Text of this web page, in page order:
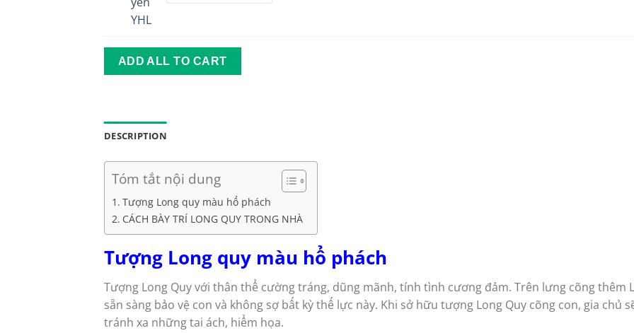
chống
hoá
Hàn
Quốc
yến
YHL
ADD ALL TO CART
DESCRIPTION
Tóm tắt nội dung
Tượng Long quy màu hổ phách
CÁCH BÀY TRÍ LONG QUY TRONG NHÀ
Tượng Long quy màu hổ phách
Tượng Long Quy với thân thể cường tráng, dũng mãnh, tính tình cương đảm. Trên lưng cõng thêm
sẵn sàng bảo vệ con và không sợ bất kỳ thế lực này. Khi sở hữu tượng Long Quy cõng con, gia chủ
tránh xa những tai ách, hiểm họa.